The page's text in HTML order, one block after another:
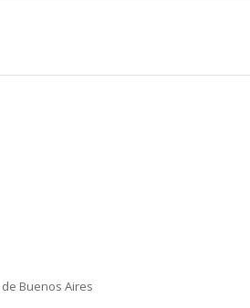
de Buenos Aires